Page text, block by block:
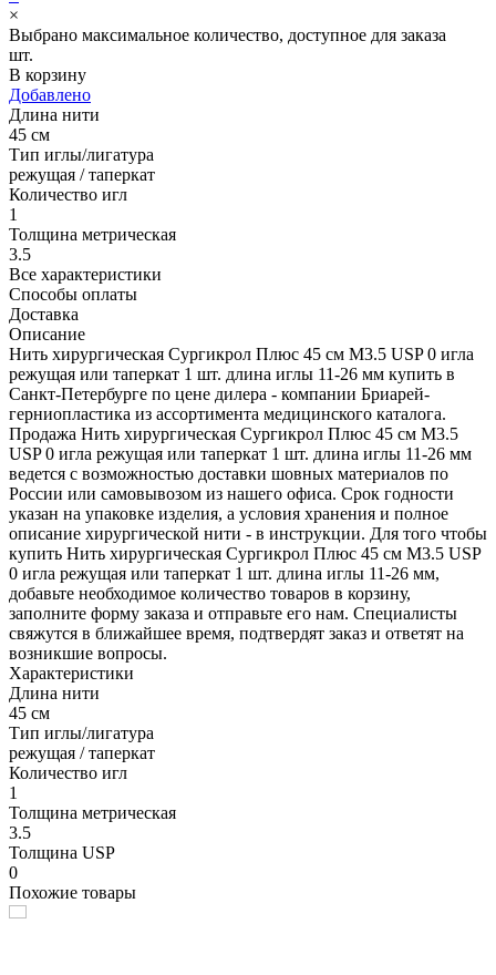
×
Выбрано максимальное количество, доступное для заказа
шт.
В корзину
Добавлено
Длина нити
45 см
Тип иглы/лигатура
режущая / таперкат
Количество игл
1
Толщина метрическая
3.5
Все характеристики
Способы оплаты
Доставка
Описание
Нить хирургическая Сургикрол Плюс 45 см М3.5 USP 0 игла
режущая или таперкат 1 шт. длина иглы 11-26 мм купить в
Санкт-Петербурге по цене дилера - компании Бриарей-
герниопластика из ассортимента медицинского каталога.
Продажа Нить хирургическая Сургикрол Плюс 45 см М3.5
USP 0 игла режущая или таперкат 1 шт. длина иглы 11-26 мм
ведется с возможностью доставки шовных материалов по
России или самовывозом из нашего офиса. Срок годности
указан на упаковке изделия, а условия хранения и полное
описание хирургической нити - в инструкции. Для того чтобы
купить Нить хирургическая Сургикрол Плюс 45 см М3.5 USP
0 игла режущая или таперкат 1 шт. длина иглы 11-26 мм,
добавьте необходимое количество товаров в корзину,
заполните форму заказа и отправьте его нам. Специалисты
свяжутся в ближайшее время, подтвердят заказ и ответят на
возникшие вопросы.
Характеристики
Длина нити
45 см
Тип иглы/лигатура
режущая / таперкат
Количество игл
1
Толщина метрическая
3.5
Толщина USP
0
Похожие товары